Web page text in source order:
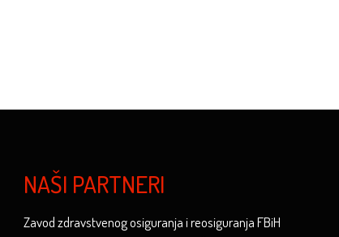
NAŠI PARTNERI
Zavod zdravstvenog osiguranja i reosiguranja FBiH